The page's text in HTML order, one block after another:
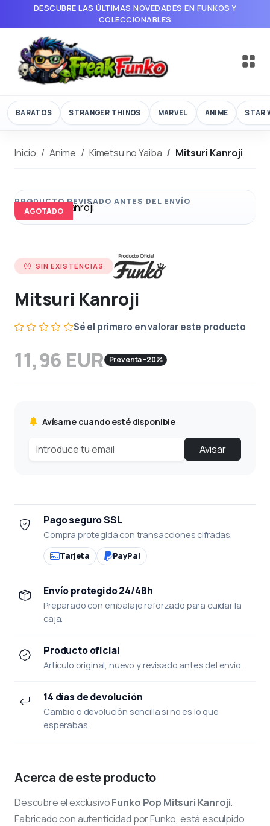
DESCUBRE LAS ÚLTIMAS NOVEDADES EN FUNKOS Y
COLECCIONABLES
BARATOS STRANGER THINGS MARVEL ANIME STAR
Inicio Anime Kimetsu no Yaiba Mitsuri Kanroji
AGOTADO
SIN EXISTENCIAS
Mitsuri Kanroji
Sé el primero en valorar este producto
11,96 EUR Preventa -20%
Avísame cuando esté disponible
Avisar
Pago seguro SSL
Compra protegida con transacciones cifradas.
Tarjeta PayPal
Envío protegido 24/48h
Preparado con embalaje reforzado para cuidar la
caja.
Producto oficial
Artículo original, nuevo y revisado antes del envío.
14 días de devolución
Cambio o devolución sencilla si no es lo que
esperabas.
Acerca de este producto
Descubre el exclusivoFunko Pop Mitsuri Kanroji.
Fabricado con autenticidad por Funko, está esculpido